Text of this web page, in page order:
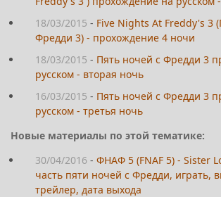
18/03/2015 - Five Nights At Freddy's 3
Фредди 3) - прохождение 4 ночи
18/03/2015 - Пять ночей с Фредди 3
русском - вторая ночь
16/03/2015 - Пять ночей с Фредди 3
русском - третья ночь
Новые материалы по этой тематике:
30/04/2016 - ФНАФ 5 (FNАF 5) - Sister
часть пяти ночей с Фредди, играть,
трейлер, дата выхода